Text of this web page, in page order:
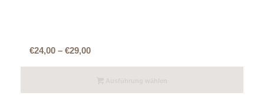
€24,00 – €29,00Preisspanne:
€29,00